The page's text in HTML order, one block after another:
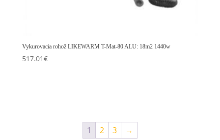
Vykurovacia rohož LIKEWARM T-Mat-80 ALU: 18m2 1440w
517.01€
1 2 3 →